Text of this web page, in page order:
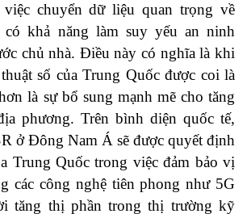
chuyển dữ liệu quan trọng về
có khả năng làm suy yếu an ninh
chủ nhà. Điều này có nghĩa là khi
số của Trung Quốc được coi là
là sự bổ sung mạnh mẽ cho tăng
phương. Trên bình diện quốc tế,
ở Đông Nam Á sẽ được quyết định
Trung Quốc trong việc đảm bảo vị
các công nghệ tiên phong như 5G
tăng thị phần trong thị trường kỹ